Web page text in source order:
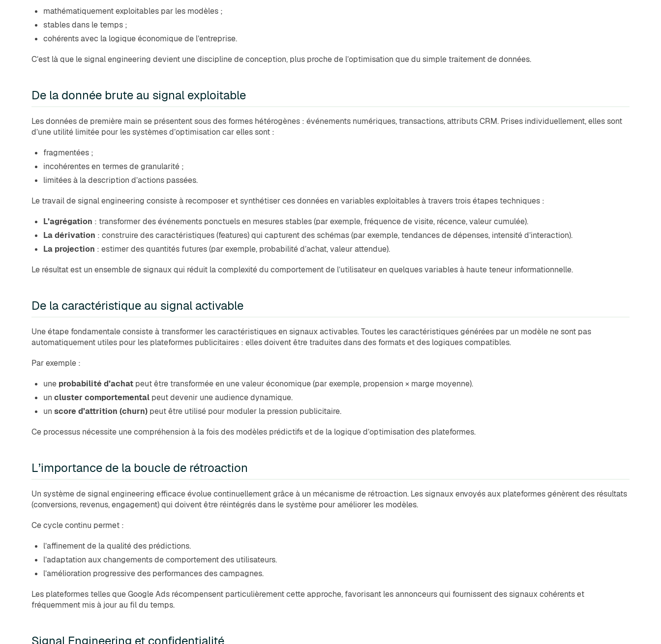
mathématiquement exploitables par les modèles ;
stables dans le temps ;
cohérents avec la logique économique de l’entreprise.
C’est là que le signal engineering devient une discipline de conception, plus proche de l’optimisation que du simple traitement de données.
De la donnée brute au signal exploitable
Les données de première main se présentent sous des formes hétérogènes : événements numériques, transactions, attributs CRM. Prises individuellement, elles sont
d’une utilité limitée pour les systèmes d’optimisation car elles sont :
fragmentées ;
incohérentes en termes de granularité ;
limitées à la description d’actions passées.
Le travail de signal engineering consiste à recomposer et synthétiser ces données en variables exploitables à travers trois étapes techniques :
L’agrégation : transformer des événements ponctuels en mesures stables (par exemple, fréquence de visite, récence, valeur cumulée).
La dérivation : construire des caractéristiques (features) qui capturent des schémas (par exemple, tendances de dépenses, intensité d’interaction).
La projection : estimer des quantités futures (par exemple, probabilité d’achat, valeur attendue).
Le résultat est un ensemble de signaux qui réduit la complexité du comportement de l’utilisateur en quelques variables à haute teneur informationnelle.
De la caractéristique au signal activable
Une étape fondamentale consiste à transformer les caractéristiques en signaux activables. Toutes les caractéristiques générées par un modèle ne sont pas
automatiquement utiles pour les plateformes publicitaires : elles doivent être traduites dans des formats et des logiques compatibles.
Par exemple :
une probabilité d’achat peut être transformée en une valeur économique (par exemple, propension × marge moyenne).
un cluster comportemental peut devenir une audience dynamique.
un score d’attrition (churn) peut être utilisé pour moduler la pression publicitaire.
Ce processus nécessite une compréhension à la fois des modèles prédictifs et de la logique d’optimisation des plateformes.
L’importance de la boucle de rétroaction
Un système de signal engineering efficace évolue continuellement grâce à un mécanisme de rétroaction. Les signaux envoyés aux plateformes génèrent des résultats
(conversions, revenus, engagement) qui doivent être réintégrés dans le système pour améliorer les modèles.
Ce cycle continu permet :
l’affinement de la qualité des prédictions.
l’adaptation aux changements de comportement des utilisateurs.
l’amélioration progressive des performances des campagnes.
Les plateformes telles que Google Ads récompensent particulièrement cette approche, favorisant les annonceurs qui fournissent des signaux cohérents et
fréquemment mis à jour au fil du temps.
Signal Engineering et confidentialité